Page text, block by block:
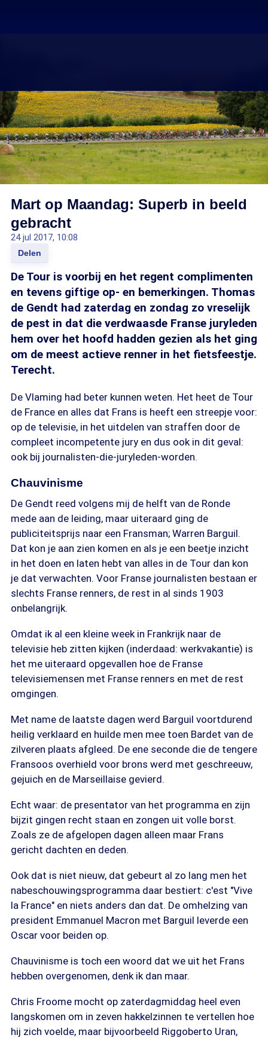
Mart op Maandag: Superb in beeld
gebracht
24 jul 2017, 10:08
Delen
De Tour is voorbij en het regent complimenten
en tevens giftige op- en bemerkingen. Thomas
de Gendt had zaterdag en zondag zo vreselijk
de pest in dat die verdwaasde Franse juryleden
hem over het hoofd hadden gezien als het ging
om de meest actieve renner in het fietsfeestje.
Terecht.
De Vlaming had beter kunnen weten. Het heet de Tour
de France en alles dat Frans is heeft een streepje voor:
op de televisie, in het uitdelen van straffen door de
compleet incompetente jury en dus ook in dit geval:
ook bij journalisten-die-juryleden-worden.
Chauvinisme
De Gendt reed volgens mij de helft van de Ronde
mede aan de leiding, maar uiteraard ging de
publiciteitsprijs naar een Fransman; Warren Barguil.
Dat kon je aan zien komen en als je een beetje inzicht
in het doen en laten hebt van alles in de Tour dan kon
je dat verwachten. Voor Franse journalisten bestaan er
slechts Franse renners, de rest in al sinds 1903
onbelangrijk.
Omdat ik al een kleine week in Frankrijk naar de
televisie heb zitten kijken (inderdaad: werkvakantie) is
het me uiteraard opgevallen hoe de Franse
televisiemensen met Franse renners en met de rest
omgingen.
Met name de laatste dagen werd Barguil voortdurend
heilig verklaard en huilde men mee toen Bardet van de
zilveren plaats afgleed. De ene seconde die de tengere
Fransoos overhield voor brons werd met geschreeuw,
gejuich en de Marseillaise gevierd.
Echt waar: de presentator van het programma en zijn
bijzit gingen recht staan en zongen uit volle borst.
Zoals ze de afgelopen dagen alleen maar Frans
gericht dachten en deden.
Ook dat is niet nieuw, dat gebeurt al zo lang men het
nabeschouwingsprogramma daar bestiert: c'est "Vive
la France" en niets anders dan dat. De omhelzing van
president Emmanuel Macron met Barguil leverde een
Oscar voor beiden op.
Chauvinisme is toch een woord dat we uit het Frans
hebben overgenomen, denk ik dan maar.
Chris Froome mocht op zaterdagmiddag heel even
langskomen om in zeven hakkelzinnen te vertellen hoe
hij zich voelde, maar bijvoorbeeld Riggoberto Uran,